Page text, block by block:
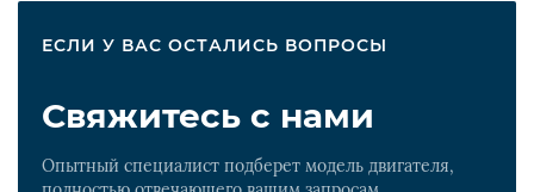
ЕСЛИ У ВАС ОСТАЛИСЬ ВОПРОСЫ
Свяжитесь с нами
Опытный специалист подберет модель двигателя,